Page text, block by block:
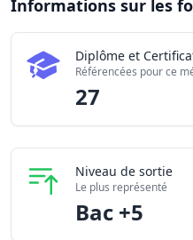
Informations sur les
Chiffres clés de la
Diplôme et
Référencées pour ce
27
Niveau de sortie
Le plus représenté
Bac +5